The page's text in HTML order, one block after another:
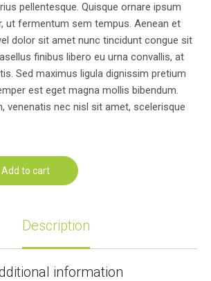
pellentesque. Quisque ornare ipsum
ut fermentum sem tempus. Aenean et
dolor sit amet nunc tincidunt congue sit
finibus libero eu urna convallis, at
Sed maximus ligula dignissim pretium
est eget magna mollis bibendum.
venenatis nec nisl sit amet, scelerisque
Add to cart
Description
information